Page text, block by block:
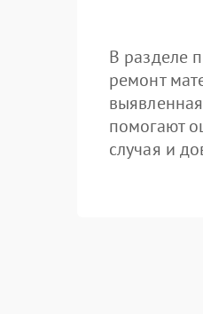
В разделе
ремонт
помогают
случая и